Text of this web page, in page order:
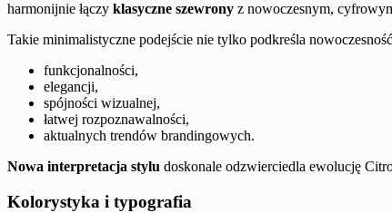
harmonijnie łączy klasyczne szewrony z nowoczesnym,
Takie minimalistyczne podejście nie tylko podkreśla
funkcjonalności,
elegancji,
spójności wizualnej,
łatwej rozpoznawalności,
aktualnych trendów brandingowych.
Nowa interpretacja stylu doskonale odzwierciedla ewolucję
Kolorystyka i typografia